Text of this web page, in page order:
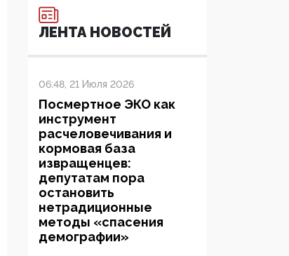
ЛЕНТА НОВОСТЕЙ
06:48, 21 Июля 2026
Посмертное ЭКО как
инструмент
расчеловечивания и
кормовая база
извращенцев:
депутатам пора
остановить
нетрадиционные
методы «спасения
демографии»